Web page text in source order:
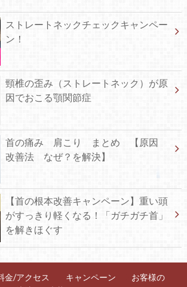
ストレートネックチェックキャンペー
ン！
頸椎の歪み（ストレートネック）が原
因でおこる顎関節症
首の痛み 肩こり まとめ 【原因
改善法 なぜ？を解決】
【首の根本改善キャンペーン】重い頭
がすっきり軽くなる！「ガチガチ首」
を解きほぐす
金/アクセス キャンペーン
お客様の